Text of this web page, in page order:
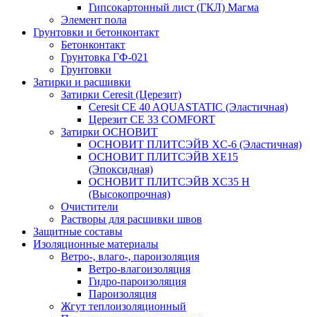
Гипсокартонный лист (ГКЛ) Магма
Элемент пола
Грунтовки и бетонконтакт
Бетонконтакт
Грунтовка ГФ-021
Грунтовки
Затирки и расшивки
Затирки Ceresit (Церезит)
Ceresit CE 40 AQUASTATIC (Эластичная)
Церезит CE 33 COMFORT
Затирки ОСНОВИТ
ОСНОВИТ ПЛИТСЭЙВ XC-6 (Эластичная)
ОСНОВИТ ПЛИТСЭЙВ XЕ15
(Эпоксидная)
ОСНОВИТ ПЛИТСЭЙВ XС35 Н
(Высокопрочная)
Очистители
Растворы для расшивки швов
Защитные составы
Изоляционные материалы
Ветро-, влаго-, пароизоляция
Ветро-влагоизоляция
Гидро-пароизоляция
Пароизоляция
Жгут теплоизоляционный